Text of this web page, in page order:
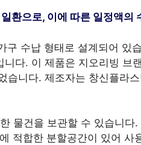
환으로, 이에 따른 일정액의
구 수납 형태로 설계되어 있
다. 이 제품은 지오리빙 브
습니다. 제조자는 창신플라
물건을 보관할 수 있습니다
적합한 분할공간이 있어 사